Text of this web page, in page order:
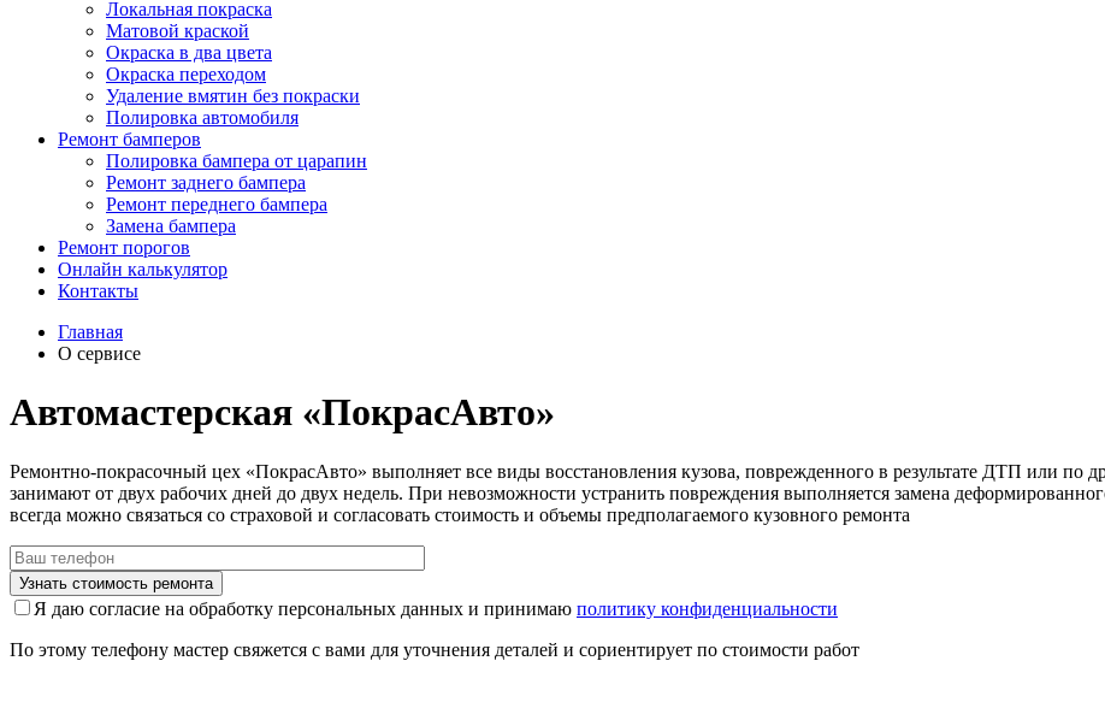
Локальная покраска
Матовой краской
Окраска в два цвета
Окраска переходом
Удаление вмятин без покраски
Полировка автомобиля
Ремонт бамперов
Полировка бампера от царапин
Ремонт заднего бампера
Ремонт переднего бампера
Замена бампера
Ремонт порогов
Онлайн калькулятор
Контакты
Главная
О сервисе
Автомастерская «ПокрасАвто»
Ремонтно-покрасочный цех «ПокрасАвто» выполняет все виды восстановления кузова, поврежденного в результате ДТП или по
занимают от двух рабочих дней до двух недель. При невозможности устранить повреждения выполняется замена
всегда можно связаться со страховой и согласовать стоимость и объемы предполагаемого кузовного ремонта
Я даю согласие на обработку персональных данных и принимаю политику конфиденциальности
По этому телефону мастер свяжется с вами для уточнения деталей и сориентирует по стоимости работ